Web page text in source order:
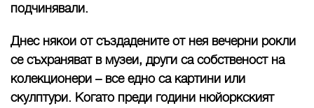
подчинявали.
Днес някои от създадените от нея вечерни рокли
се съхраняват в музеи, други са собственост на
колекционери – все едно са картини или
скулптури. Когато преди години нюйоркският